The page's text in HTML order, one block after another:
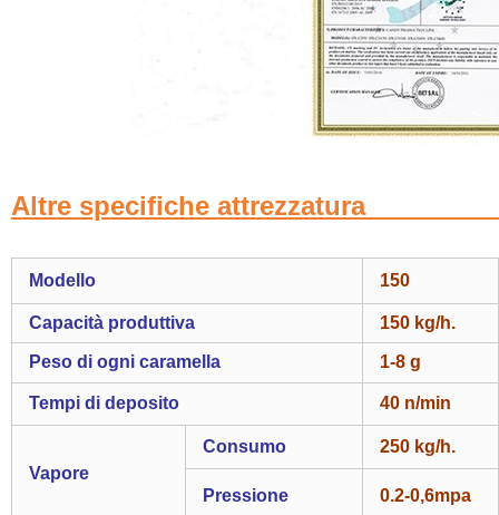
Altre specifiche
Modello 150
Capacità produttiva 150 kg/h.
Peso di ogni caramella 1-8 g
Tempi di deposito 40 n/min
Vapore
Consumo 250 kg/h.
Pressione 0.2-0,6mpa